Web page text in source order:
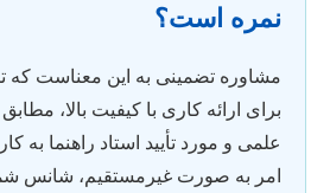
نمره است؟
مشاوره تضمینی به این معناست
برای ارائه کاری با کیفیت بالا، مطابق
علمی و مورد تأیید استاد راهنما به
امر به صورت غیرمستقیم، شانس